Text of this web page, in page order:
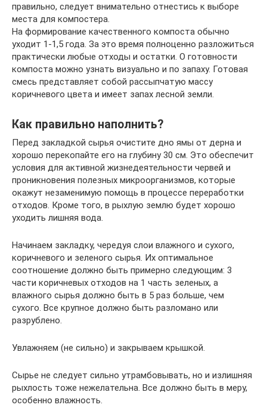
правильно, следует внимательно отнестись к выборе
места для компостера.
На формирование качественного компоста обычно
уходит 1-1,5 года. За это время полноценно разложиться
практически любые отходы и остатки. О готовности
компоста можно узнать визуально и по запаху. Готовая
смесь представляет собой рассыпчатую массу
коричневого цвета и имеет запах лесной земли.
Как правильно наполнить?
Перед закладкой сырья очистите дно ямы от дерна и
хорошо перекопайте его на глубину 30 см. Это обеспечит
условия для активной жизнедеятельности червей и
проникновения полезных микроорганизмов, которые
окажут незаменимую помощь в процессе переработки
отходов. Кроме того, в рыхлую землю будет хорошо
уходить лишняя вода.
Начинаем закладку, чередуя слои влажного и сухого,
коричневого и зеленого сырья. Их оптимальное
соотношение должно быть примерно следующим: 3
части коричневых отходов на 1 часть зеленых, а
влажного сырья должно быть в 5 раз больше, чем
сухого. Все крупное должно быть разломано или
разрублено.
Увлажняем (не сильно) и закрываем крышкой.
Сырье не следует сильно утрамбовывать, но и излишняя
рыхлость тоже нежелательна. Все должно быть в меру,
особенно влажность.